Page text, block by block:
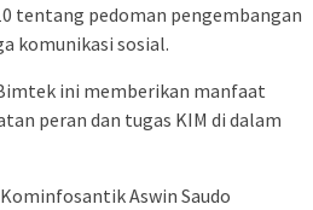
tentang pedoman pengembangan
komunikasi sosial.
ini memberikan manfaat
peran dan tugas KIM di dalam
Aswin Saudo